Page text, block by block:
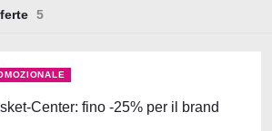
Center: fino -25% per il brand